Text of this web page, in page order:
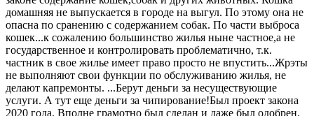
домашняя не выпускается в городе на выгул. По этому она не
опасна по сранению с содержанием собак. По части выброса
кошек...к сожалению большинство жилья ныне частное,а не
государственное и контролировать проблематично, т.к.
частник в свое жилье имеет право просто не впустить...Жрэты
не выполняют свои функции по обслуживанию жилья, не
делают капремонты. ...Берут деньги за несуществующие
услуги. А тут еще деньги за чипирование!Был проект закона
2020 года. Вполне грамотно был сделан и даже был одобрен.